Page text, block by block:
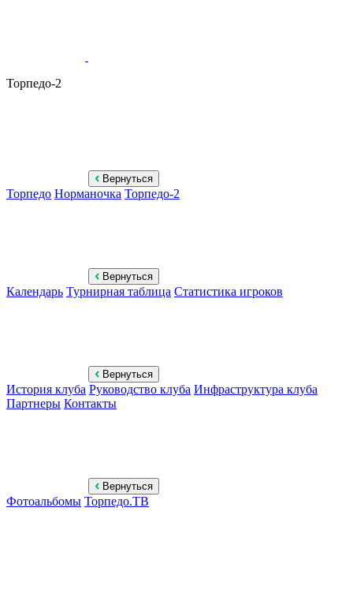
Торпедо-2
Вернуться
Торпедо Норманочка Торпедо-2
Вернуться
Календарь Турнирная таблица Статистика игроков
Вернуться
История клуба Руководство клуба Инфраструктура клуба
Партнеры Контакты
Вернуться
Фотоальбомы Торпедо.ТВ